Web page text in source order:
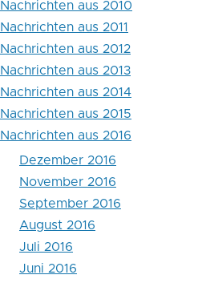
Nachrichten aus 2010
Nachrichten aus 2011
Nachrichten aus 2012
Nachrichten aus 2013
Nachrichten aus 2014
Nachrichten aus 2015
Nachrichten aus 2016
Dezember 2016
November 2016
September 2016
August 2016
Juli 2016
Juni 2016